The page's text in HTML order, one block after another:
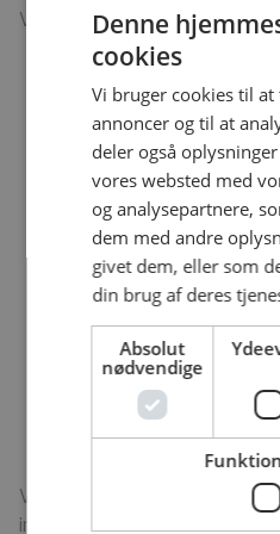
Vi forventer at du:
er god til at
har mod på at snuse til
er engageret og har
patienter
har gå på mod, er
kan trives i et
arbejdsmiljø
altid sætter patienten
hverdag
trives med en
deltager aktivt i den
yngre kolleger samt
altid holder den gode
overfor patienter,
Ved seneste inspektorbesøg i
inspektorerne:
Denne
cookies
Vi bruger cookies til
annoncer og til at
deler også
vores websted med
og analysepartnere,
dem med andre
givet dem, eller som
din brug af deres
Absolut
nødvendige